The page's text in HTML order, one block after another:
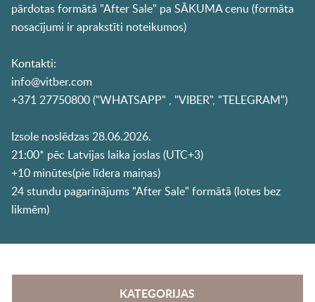
pārdotas formātā "After Sale" pa SĀKUMA cenu (formāta
nosacījumi ir aprakstīti noteikumos)
Kontakti:
info@vitber.com
+371 27750800 ("WHATSAPP" , "VIBER", "TELEGRAM")
Izsole noslēdzas 28.06.2026.
21:00* pēc Latvijas laika joslas (UTC+3)
+10 minūtes(pie līdera maiņas)
24 stundu pagarinājums "After Sale" formātā (lotes bez
likmēm)
KATEGORIJAS